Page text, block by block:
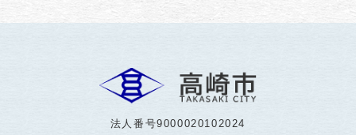
法人番号9000020102024